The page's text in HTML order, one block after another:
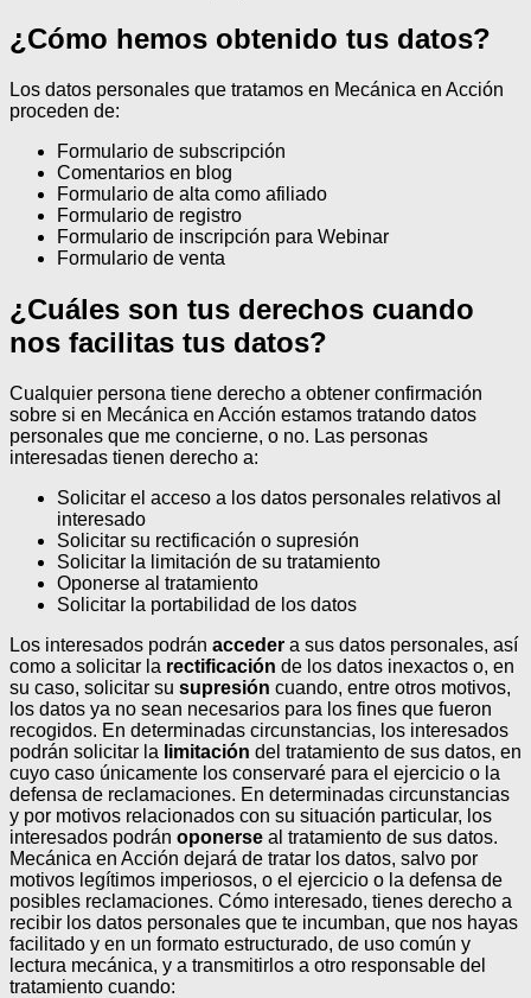
¿Cómo hemos obtenido tus datos?
Los datos personales que tratamos en Mecánica en Acción
proceden de:
Formulario de subscripción
Comentarios en blog
Formulario de alta como afiliado
Formulario de registro
Formulario de inscripción para Webinar
Formulario de venta
¿Cuáles son tus derechos cuando
nos facilitas tus datos?
Cualquier persona tiene derecho a obtener confirmación
sobre si en Mecánica en Acción estamos tratando datos
personales que me concierne, o no. Las personas
interesadas tienen derecho a:
Solicitar el acceso a los datos personales relativos al
interesado
Solicitar su rectificación o supresión
Solicitar la limitación de su tratamiento
Oponerse al tratamiento
Solicitar la portabilidad de los datos
Los interesados podrán acceder a sus datos personales, así
como a solicitar la rectificación de los datos inexactos o, en
su caso, solicitar su supresión cuando, entre otros motivos,
los datos ya no sean necesarios para los fines que fueron
recogidos. En determinadas circunstancias, los interesados
podrán solicitar la limitación del tratamiento de sus datos, en
cuyo caso únicamente los conservaré para el ejercicio o la
defensa de reclamaciones. En determinadas circunstancias
y por motivos relacionados con su situación particular, los
interesados podrán oponerse al tratamiento de sus datos.
Mecánica en Acción dejará de tratar los datos, salvo por
motivos legítimos imperiosos, o el ejercicio o la defensa de
posibles reclamaciones. Cómo interesado, tienes derecho a
recibir los datos personales que te incumban, que nos hayas
facilitado y en un formato estructurado, de uso común y
lectura mecánica, y a transmitirlos a otro responsable del
tratamiento cuando: